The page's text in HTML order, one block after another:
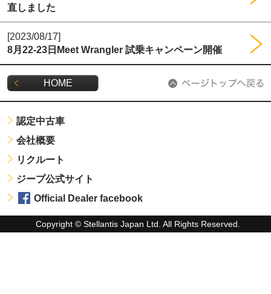
直しました
[2023/08/17]
8月22-23日Meet Wrangler 試乗キャンペーン開催
HOME
認定中古車
会社概要
リクルート
ジープ公式サイト
Official Dealer facebook
Copyright © Stellantis Japan Ltd. All Rights Reserved.